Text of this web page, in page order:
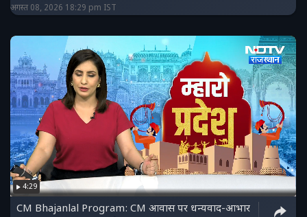
अगस्त 08, 2026 18:29 pm IST
4:29
CM Bhajanlal Program: CM आवास पर धन्यवाद-आभार